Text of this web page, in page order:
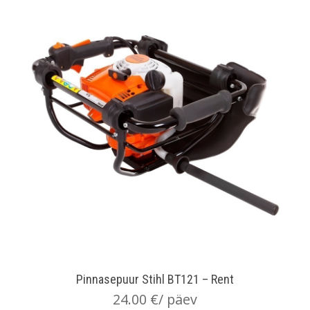
Pinnasepuur Stihl BT121 – Rent
24.00 €/ päev